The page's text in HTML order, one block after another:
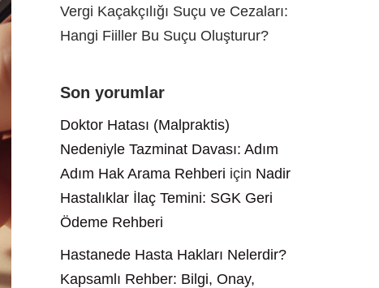
Vergi Kaçakçılığı Suçu ve Cezaları:
Hangi Fiiller Bu Suçu Oluşturur?
Son yorumlar
Doktor Hatası (Malpraktis)
Nedeniyle Tazminat Davası: Adım
Adım Hak Arama Rehberi için Nadir
Hastalıklar İlaç Temini: SGK Geri
Ödeme Rehberi
Hastanede Hasta Hakları Nelerdir?
Kapsamlı Rehber: Bilgi, Onay,